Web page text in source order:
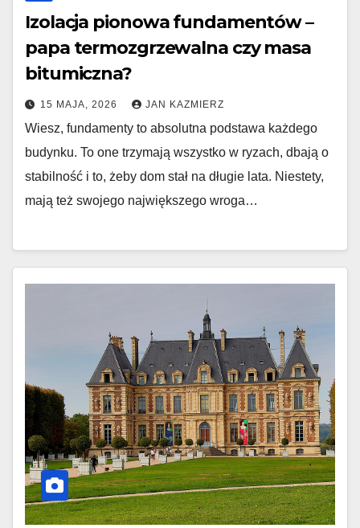
Izolacja pionowa fundamentów –
papa termozgrzewalna czy masa
bitumiczna?
15 MAJA, 2026 JAN KAZMIERZ
Wiesz, fundamenty to absolutna podstawa każdego
budynku. To one trzymają wszystko w ryzach, dbają o
stabilność i to, żeby dom stał na długie lata. Niestety,
mają też swojego największego wroga…